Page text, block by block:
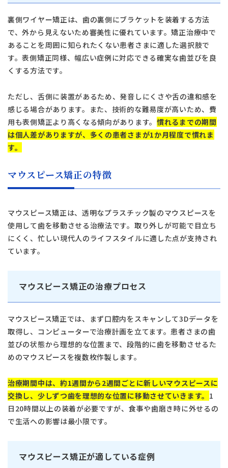
裏側ワイヤー矯正は、歯の裏側にブラケットを装着する方法
で、外から見えないため審美性に優れています。矯正治療中で
あることを周囲に知られたくない患者さまに適した選択肢で
す。表側矯正同様、幅広い症例に対応できる確実な歯並びを良
くする方法です。
ただし、舌側に装置があるため、発音しにくさや舌の違和感を
感じる場合があります。また、技術的な難易度が高いため、費
用も表側矯正より高くなる傾向があります。 慣れるまでの期間
は個人差がありますが、多くの患者さまが1か月程度で慣れま
す。
マウスピース矯正の特徴
マウスピース矯正は、透明なプラスチック製のマウスピースを
使用して歯を移動させる治療法です。取り外しが可能で目立ち
にくく、忙しい現代人のライフスタイルに適した点が支持され
ています。
マウスピース矯正の治療プロセス
マウスピース矯正では、まず口腔内をスキャンして3Dデータを
取得し、コンピューターで治療計画を立てます。患者さまの歯
並びの状態から理想的な位置まで、段階的に歯を移動させるた
めのマウスピースを複数枚作製します。
治療期間中は、約1週間から2週間ごとに新しいマウスピースに
交換し、少しずつ歯を理想的な位置に移動させていきます。 1
日20時間以上の装着が必要ですが、食事や歯磨き時に外せるの
で生活への影響は最小限です。
マウスピース矯正が適している症例